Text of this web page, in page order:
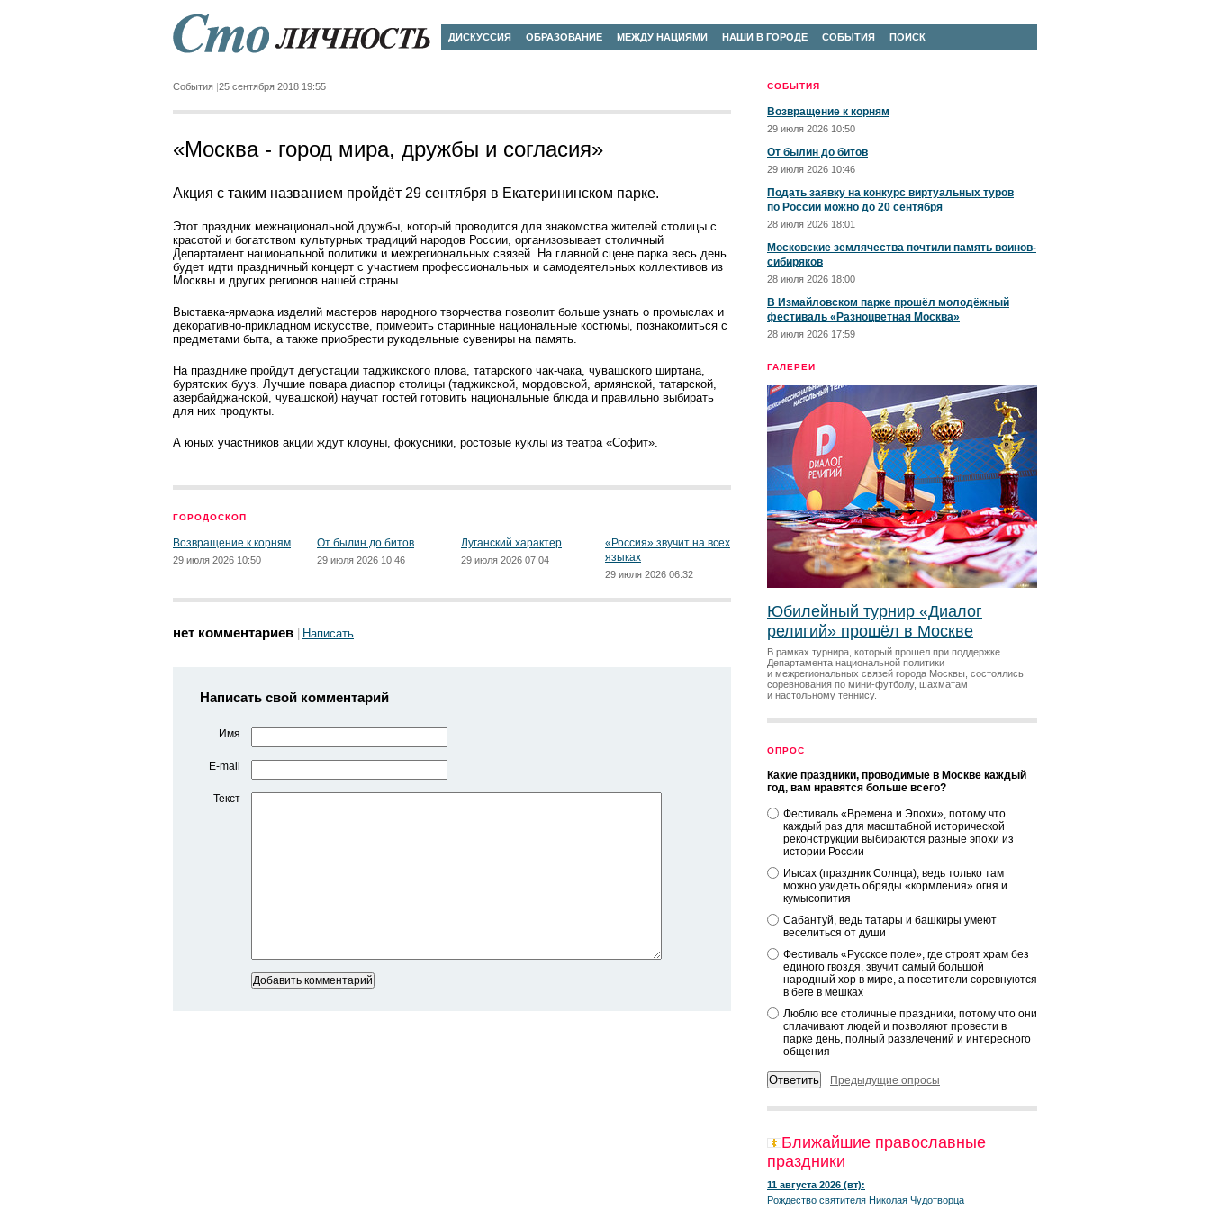
ДИСКУССИЯ ОБРАЗОВАНИЕ МЕЖДУ НАЦИЯМИ НАШИ В ГОРОДЕ СОБЫТИЯ ПОИСК
СОБЫТИЯ
Возвращение к корням
29 июля 2026 10:50
От былин до битов
29 июля 2026 10:46
Подать заявку на конкурс виртуальных туров
по России можно до 20 сентября
28 июля 2026 18:01
Московские землячества почтили память воинов-
сибиряков
28 июля 2026 18:00
В Измайловском парке прошёл молодёжный
фестиваль «Разноцветная Москва»
28 июля 2026 17:59
ГАЛЕРЕИ
Юбилейный турнир «Диалог
религий» прошёл в Москве
В рамках турнира, который прошел при поддержке
Департамента национальной политики
и межрегиональных связей города Москвы, состоялись
соревнования по мини-футболу, шахматам
и настольному теннису.
ОПРОС
Какие праздники, проводимые в Москве каждый
год, вам нравятся больше всего?
Фестиваль «Времена и Эпохи», потому что
каждый раз для масштабной исторической
реконструкции выбираются разные эпохи из
истории России
Иысах (праздник Солнца), ведь только там
можно увидеть обряды «кормления» огня и
кумысопития
Сабантуй, ведь татары и башкиры умеют
веселиться от души
Фестиваль «Русское поле», где строят храм без
единого гвоздя, звучит самый большой
народный хор в мире, а посетители соревнуются
в беге в мешках
Люблю все столичные праздники, потому что они
сплачивают людей и позволяют провести в
парке день, полный развлечений и интересного
общения
Предыдущие опросы
Ближайшие православные
праздники
11 августа 2026 (вт):
Рождество святителя Николая Чудотворца
События 25 сентября 2018 19:55
«Москва - город мира, дружбы и согласия»
Акция с таким названием пройдёт 29 сентября в Екатерининском парке.
Этот праздник межнациональной дружбы, который проводится для знакомства жителей столицы с
красотой и богатством культурных традиций народов России, организовывает столичный
Департамент национальной политики и межрегиональных связей. На главной сцене парка весь день
будет идти праздничный концерт с участием профессиональных и самодеятельных коллективов из
Москвы и других регионов нашей страны.
Выставка-ярмарка изделий мастеров народного творчест­ва позволит больше узнать о промыслах и
декоративно-прикладном искусстве, примерить старинные национальные костюмы, познакомиться с
предметами быта, а также приобрести рукодельные сувениры на память.
На празднике пройдут дегустации таджикского плова, татарского чак-чака, чувашского ширтана,
бурятских бууз. Лучшие повара диаспор столицы (таджикской, мордовской, армянской, татарской,
азербайджанской, чувашской) научат гостей готовить национальные блюда и правильно выбирать
для них продукты.
А юных участников акции ждут клоуны, фокусники, ростовые куклы из театра «Софит».
ГОРОДОСКОП
Возвращение к корням
29 июля 2026 10:50
От былин до битов
29 июля 2026 10:46
Луганский характер
29 июля 2026 07:04
«Россия» звучит на всех
языках
29 июля 2026 06:32
нет комментариев Написать
Написать свой комментарий
Имя
E-mail
Текст